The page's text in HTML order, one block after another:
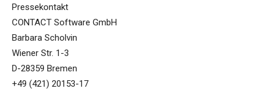
Pressekontakt
CONTACT Software GmbH
Barbara Scholvin
Wiener Str. 1-3
D-28359 Bremen
+49 (421) 20153-17